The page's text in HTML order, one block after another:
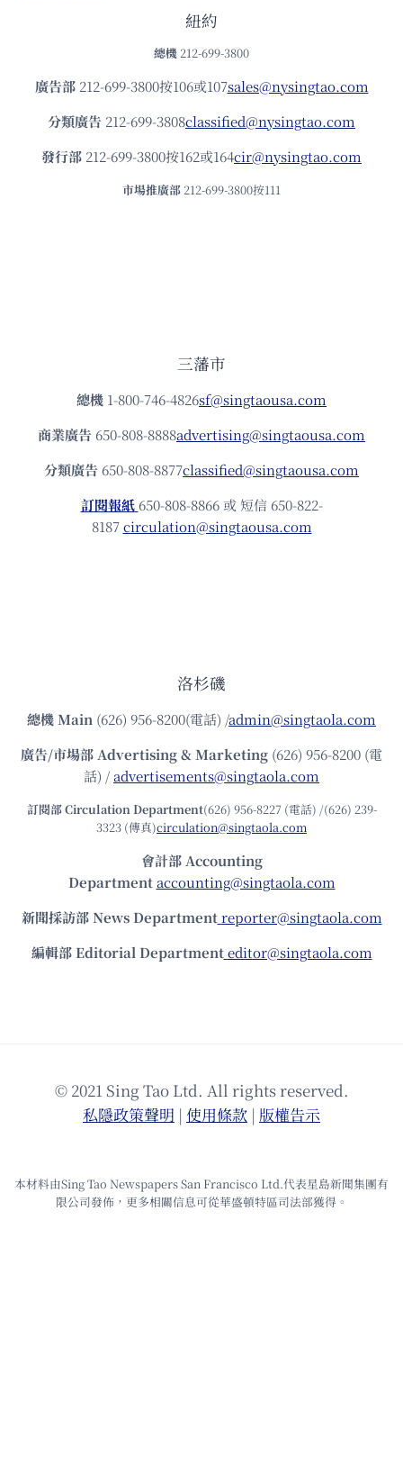
紐約
總機 212-699-3800
廣告部212-699-3800按106或107sales@nysingtao.com
分類廣告 212-699-3808classified@nysingtao.com
發⾏部 212-699-3800按162或164cir@nysingtao.com
市場推廣部 212-699-3800按111
三藩市
總機 1-800-746-4826sf@singtaousa.com
商業廣告 650-808-8888advertising@singtaousa.com
分類廣告 650-808-8877classified@singtaousa.com
訂閱報紙 650-808-8866 或 短信 650-822-
8187circulation@singtaousa.com
洛杉磯
總機Main (626) 956-8200(電話) /admin@singtaola.com
廣告/市場部Advertising & Marketing (626) 956-8200 (電
話) /advertisements@singtaola.com
訂閱部 Circulation Department(626) 956-8227 (電話) /(626) 239-
3323 (傳真)circulation@singtaola.com
會計部 Accounting
Department accounting@singtaola.com
新聞採訪部 News Department reporter@singtaola.com
編輯部 Editorial Department editor@singtaola.com
© 2021 Sing Tao Ltd. All rights reserved.
私隱政策聲明 | 使⽤條款 | 版權告⽰
本材料由Sing Tao Newspapers San Francisco Ltd.代表星島新聞集團有
限公司發佈，更多相關信息可從華盛頓特區司法部獲得。